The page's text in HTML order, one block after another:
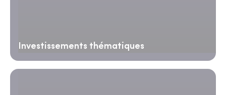
Investissements thématiques